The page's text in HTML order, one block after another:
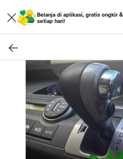
Belanja di aplikasi, gratis ongkir
setiap hari!